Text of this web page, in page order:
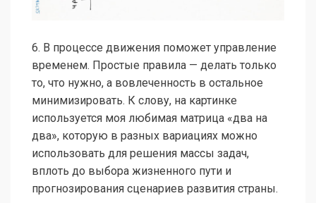
6. В процессе движения поможет управление
временем. Простые правила — делать только
то, что нужно, а вовлеченность в остальное
минимизировать. К слову, на картинке
используется моя любимая матрица «два на
два», которую в разных вариациях можно
использовать для решения массы задач,
вплоть до выбора жизненного пути и
прогнозирования сценариев развития страны.